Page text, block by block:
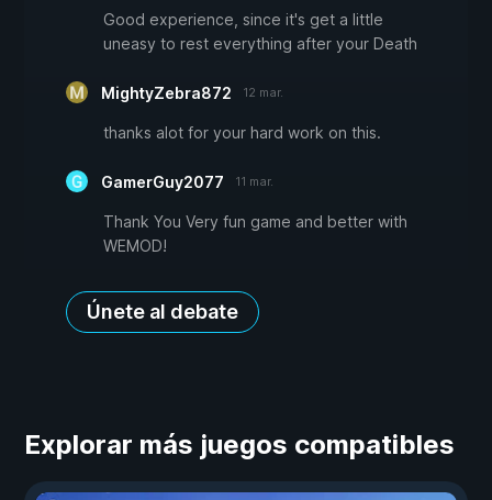
Good experience, since it's get a little
uneasy to rest everything after your Death
MightyZebra872 12 mar.
thanks alot for your hard work on this.
GamerGuy2077 11 mar.
Thank You Very fun game and better with
WEMOD!
Únete al debate
Explorar más juegos compatibles